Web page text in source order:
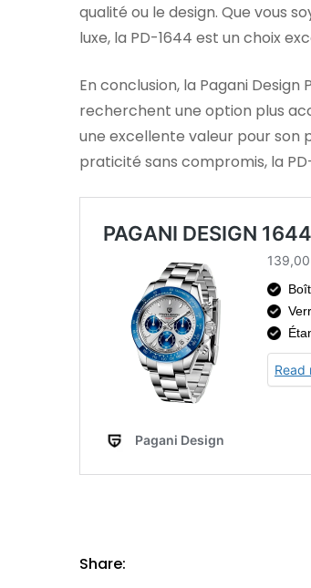
qualité ou le design. Que vous
luxe, la PD-1644 est un choix
En conclusion, la Pagani
recherchent une option plus
une excellente valeur pour son
praticité sans compromis, la
Share: